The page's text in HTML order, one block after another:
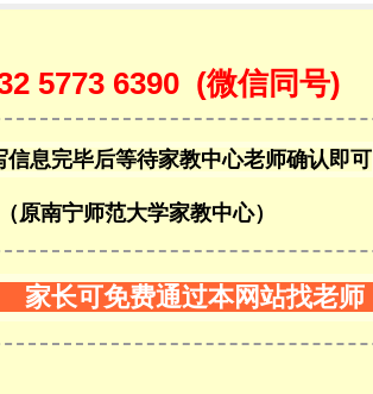
5773 6390(微信同号)
信息完毕后等待家教中心老师确认即可
原南宁师范大学家教中心）
长可免费通过本网站找老师